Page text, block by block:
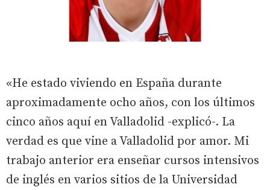
«He estado viviendo en España durante
aproximadamente ocho años, con los últimos
cinco años aquí en Valladolid -explicó-. La
verdad es que vine a Valladolid por amor. Mi
trabajo anterior era enseñar cursos intensivos
de inglés en varios sitios de la Universidad